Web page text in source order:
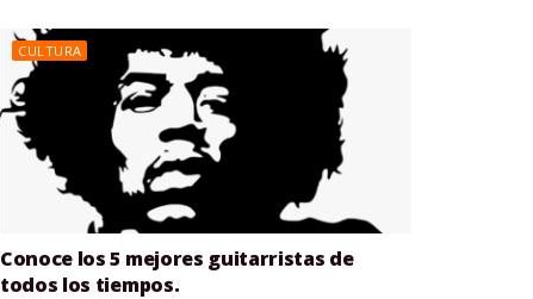
CULTURA
Conoce los 5 mejores guitarristas de
todos los tiempos.